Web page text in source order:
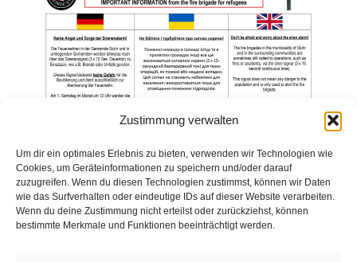
Zustimmung verwalten
Um dir ein optimales Erlebnis zu bieten, verwenden wir Technologien wie
Cookies, um Geräteinformationen zu speichern und/oder darauf
zuzugreifen. Wenn du diesen Technologien zustimmst, können wir Daten
wie das Surfverhalten oder eindeutige IDs auf dieser Website verarbeiten.
Wenn du deine Zustimmung nicht erteilst oder zurückziehst, können
bestimmte Merkmale und Funktionen beeinträchtigt werden.